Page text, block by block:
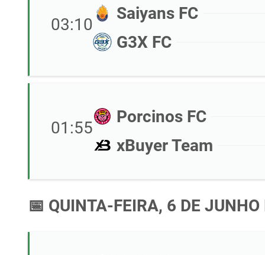
03:10
Saiyans FC
G3X FC
01:55
Porcinos FC
xBuyer Team
📅 QUINTA-FEIRA, 6 DE